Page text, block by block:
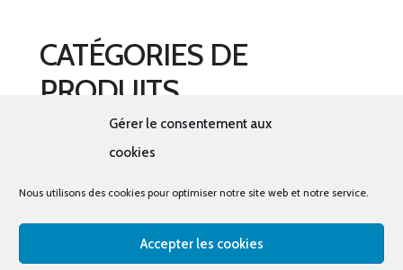
Gérer le consentement aux
cookies
Nous utilisons des cookies pour optimiser notre site web et notre service.
Accepter les cookies
CATÉGORIES DE
PRODUITS
Sélectionner une catégorie